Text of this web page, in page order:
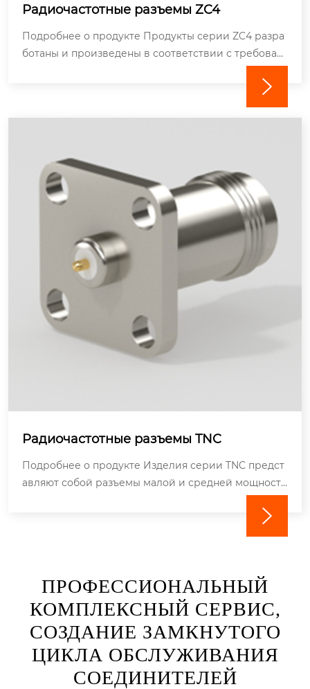
Радиочастотные разъемы ZC4
Подробнее о продукте Продукты серии ZC4 разра
ботаны и произведены в соответствии с требован

Радиочастотные разъемы TNC
Подробнее о продукте Изделия серии TNC предст
авляют собой разъемы малой и средней мощности

ПРОФЕССИОНАЛЬНЫЙ
КОМПЛЕКСНЫЙ СЕРВИС,
СОЗДАНИЕ ЗАМКНУТОГО
ЦИКЛА ОБСЛУЖИВАНИЯ
СОЕДИНИТЕЛЕЙ